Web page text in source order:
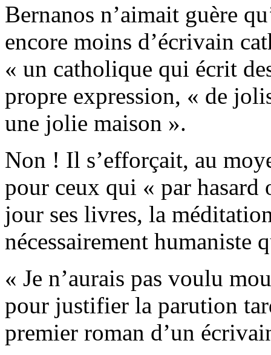
Bernanos n’aimait guère
encore moins d’écrivain
« un catholique qui écrit
propre expression, « de
une jolie maison ».
Non ! Il s’efforçait, au
pour ceux qui « par
jour ses livres, la
nécessairement humaniste
« Je n’aurais pas voulu
pour justifier la parution
premier roman d’un